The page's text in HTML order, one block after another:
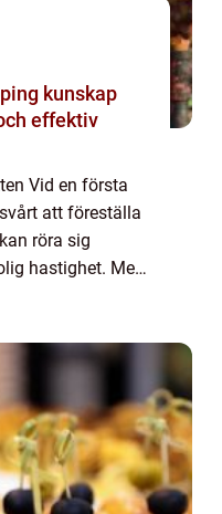
effektiv
Vid en första
att föreställa
röra sig
hastighet. Men